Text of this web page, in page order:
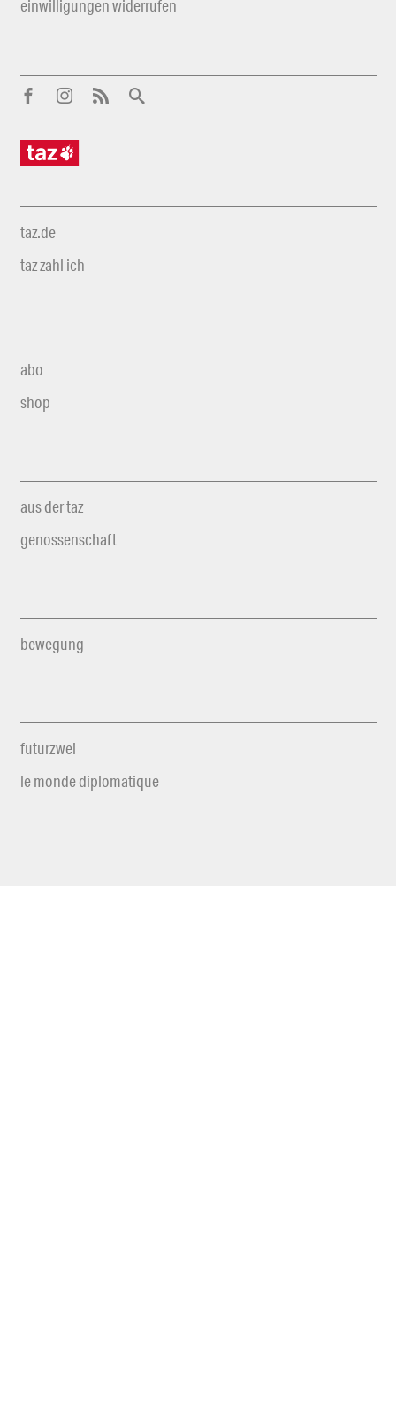
einwilligungen widerrufen
taz.de
taz zahl ich
abo
shop
aus der taz
genossenschaft
bewegung
futurzwei
le monde diplomatique